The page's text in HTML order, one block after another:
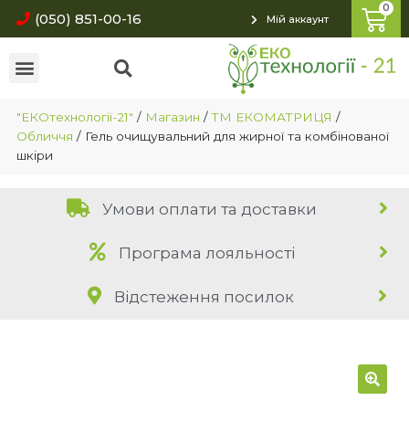
(050) 851-00-16 Мій аккаунт
"ЕКОтехнології-21" / Магазин /ТМ ЕКОМАТРИЦЯ /
Обличчя / Гель очищувальний для жирної та комбінованої
шкіри
Умови оплати та доставки
Програма лояльності
Відстеження посилок